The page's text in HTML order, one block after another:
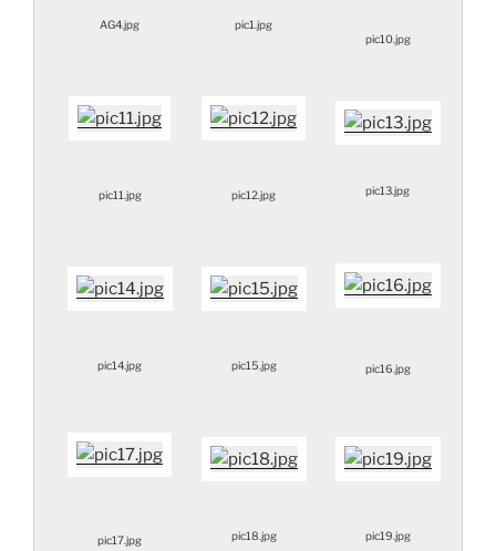
AG4.jpg
pic1.jpg
pic10.jpg
pic11.jpg pic12.jpg pic13.jpg
pic14.jpg pic15.jpg pic16.jpg
pic17.jpg pic18.jpg pic19.jpg